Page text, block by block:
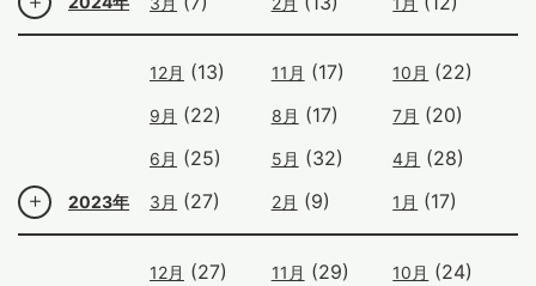
2023年
12月 (13) 11月 (17) 10月 (22)
9月 (22) 8月 (17) 7月 (20)
6月 (25) 5月 (32) 4月 (28)
3月 (27) 2月 (9) 1月 (17)
12月 (27) 11月 (29) 10月 (24)